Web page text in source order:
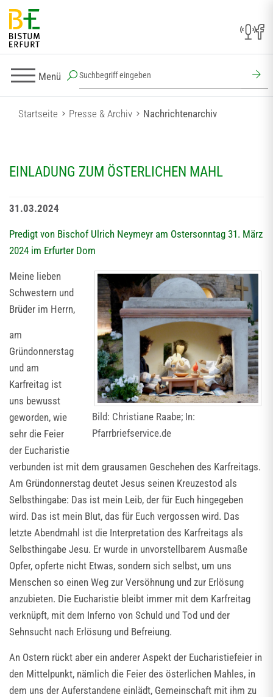
Menü
Startseite Presse & Archiv Nachrichtenarchiv
EINLADUNG ZUM ÖSTERLICHEN MAHL
31.03.2024
Predigt von Bischof Ulrich Neymeyr am Ostersonntag 31. März
2024 im Erfurter Dom
Bild: Christiane Raabe; In:
Pfarrbriefservice.de
Meine lieben
Schwestern und
Brüder im Herrn,
am
Gründonnerstag
und am
Karfreitag ist
uns bewusst
geworden, wie
sehr die Feier
der Eucharistie
verbunden ist mit dem grausamen Geschehen des Karfreitags.
Am Gründonnerstag deutet Jesus seinen Kreuzestod als
Selbsthingabe: Das ist mein Leib, der für Euch hingegeben
wird. Das ist mein Blut, das für Euch vergossen wird. Das
letzte Abendmahl ist die Interpretation des Karfreitags als
Selbsthingabe Jesu. Er wurde in unvorstellbarem Ausmaße
Opfer, opferte nicht Etwas, sondern sich selbst, um uns
Menschen so einen Weg zur Versöhnung und zur Erlösung
anzubieten. Die Eucharistie bleibt immer mit dem Karfreitag
verknüpft, mit dem Inferno von Schuld und Tod und der
Sehnsucht nach Erlösung und Befreiung.
An Ostern rückt aber ein anderer Aspekt der Eucharistiefeier in
den Mittelpunkt, nämlich die Feier des österlichen Mahles, in
dem uns der Auferstandene einlädt, Gemeinschaft mit ihm zu